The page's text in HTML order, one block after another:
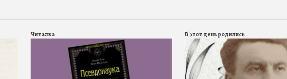
Читалка В этот день родились